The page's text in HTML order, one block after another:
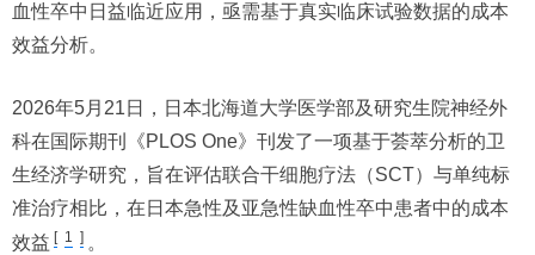
血性卒中日益临近应用，亟需基于真实临床试验数据的成本
效益分析。
2026年5月21日，日本北海道大学医学部及研究生院神经外
科在国际期刊《PLOS One》刊发了一项基于荟萃分析的卫
生经济学研究，旨在评估联合干细胞疗法（SCT）与单纯标
准治疗相比，在日本急性及亚急性缺血性卒中患者中的成本
效益 [ 1 ] 。